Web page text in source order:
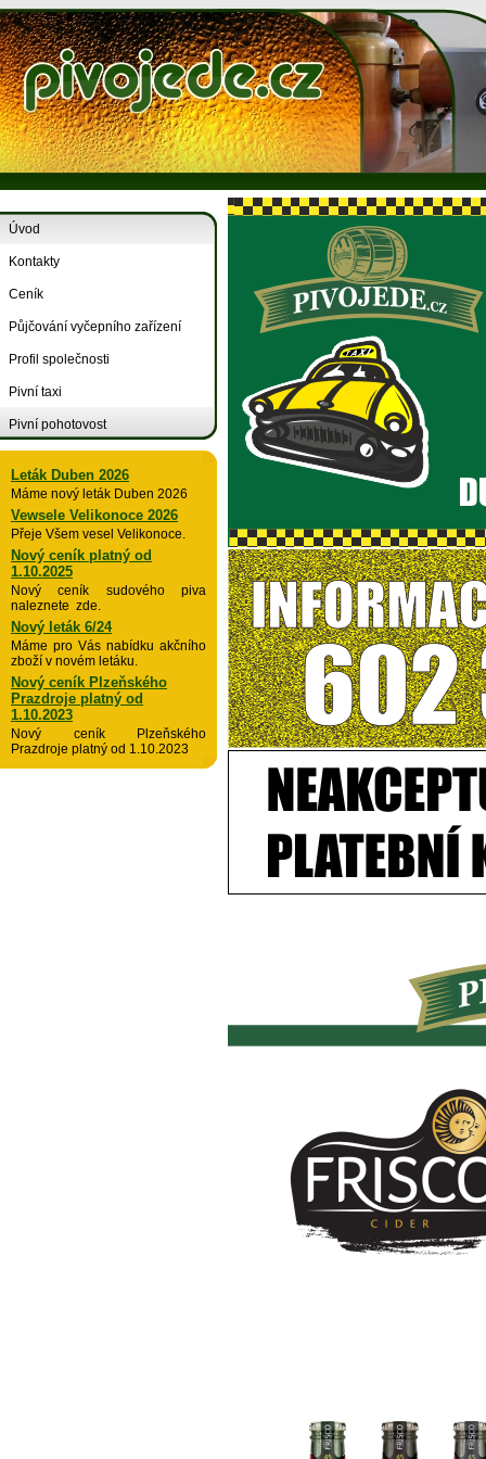
Úvod
Kontakty
Ceník
Půjčování vyčepního zařízení
Profil společnosti
Pivní taxi
Pivní pohotovost
Leták Duben 2026
Máme nový leták Duben 2026
Vewsele Velikonoce 2026
Přeje Všem vesel Velikonoce.
Nový ceník platný od
1.10.2025
Nový ceník sudového piva
naleznete zde.
Nový leták 6/24
Máme pro Vás nabídku akčního
zboží v novém letáku.
Nový ceník Plzeňského
Prazdroje platný od
1.10.2023
Nový ceník Plzeňského
Prazdroje platný od 1.10.2023